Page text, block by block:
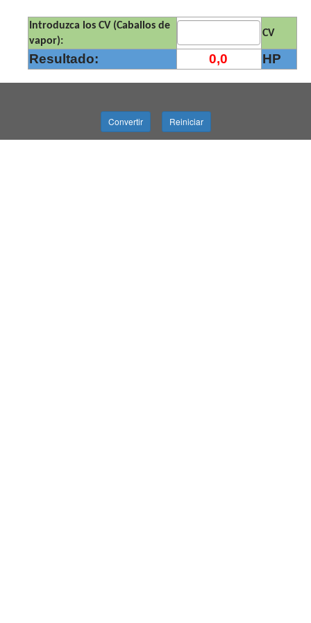
Introduzca los CV (Caballos de
vapor):
CV
Resultado: HP
Convertir Reiniciar